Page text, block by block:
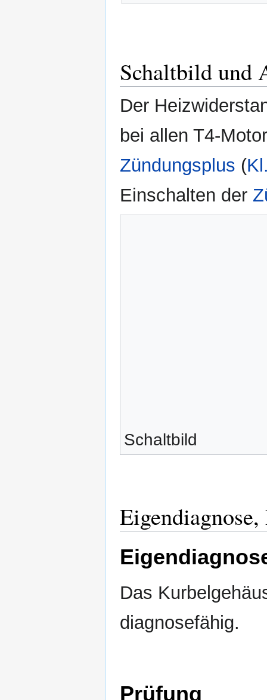
Schaltbild und
Der
bei allen T4-
Zündungsplus (
Einschalten der
Schaltbild
Das
diagnosefähig.
Prüfung